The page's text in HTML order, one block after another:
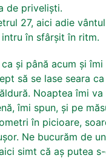
de priveliști.
27, aici adie
în sfârșit în ritm.
și până acum și
să se lase seara
Noaptea îmi
îmi spun, și pe
în picioare,
Ne bucurăm de
simt că aș putea